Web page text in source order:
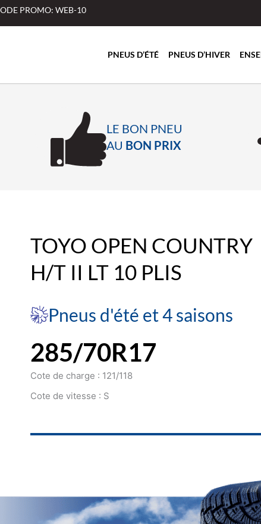
PROMO: WEB-10
PNEUS D’ÉTÉ PNEUS D’HIVER
LE BON PNEU
AU BON PRIX
TOYO OPEN COUNTRY
H/T II LT 10 PLIS
Pneus d'été et 4 saisons
285/70R17
Cote de charge : 121/118
Cote de vitesse : S